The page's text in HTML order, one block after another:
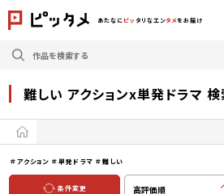
あたなに ピッ タリなエンタメをお届け
難しい アクションx単発ドラマ
＃アクション ＃単発ドラマ ＃難しい
条件変更